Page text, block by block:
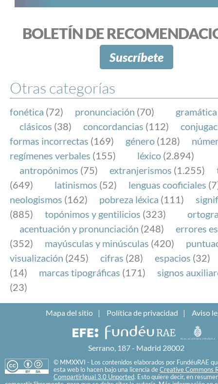
BOLETÍN DE
Suscríbete
Otras categorías
fonética (72) pronunciación (70) gramática
clásicos (38) concordancias (112)
formas incorrectas (169) género (128)
regímenes verbales (155) léxico (2.894)
antropónimos (75) extranjerismos (1.255)
(649)
latinismos (52) lenguas cooficiales
neologismos (162) pobreza léxica (111)
(885)
topónimos y gentilicios (323)
acentuación y pronunciación (248)
errores
(352)
mayúsculas y minúsculas (420)
visualización (245) cifras (28) espacios (32)
(14)
marcas tipográficas (171)
signos
(23)
Mapa del sitio Política de privacidad Aviso
Serrano, 187 - Madrid 28002
© MMXXVI - Los contenidos elaborados por FundéuRAE
esta web lo hacen bajo una licencia de Creative Commons
CompartirIgual 3.0 Unported. Esto quiere decir, en